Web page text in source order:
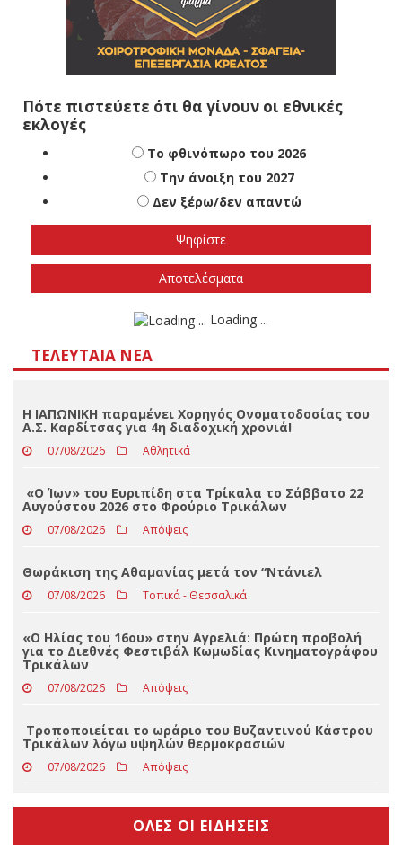
Πότε πιστεύετε ότι θα γίνουν οι εθνικές
εκλογές
Το φθινόπωρο του 2026
Την άνοιξη του 2027
Δεν ξέρω/δεν απαντώ
ΤΕΛΕΥΤΑΊΑ ΝΈΑ
Η ΙΑΠΩΝΙΚΗ παραμένει Χορηγός Ονοματοδοσίας του
Α.Σ. Καρδίτσας για 4η διαδοχική χρονιά!
07/08/2026 Αθλητικά
«Ο Ίων» του Ευριπίδη στα Τρίκαλα το Σάββατο 22
Αυγούστου 2026 στο Φρούριο Τρικάλων
Θωράκιση της Αθαμανίας μετά τον “Ντάνιελ
για το Διεθνές Φεστιβάλ Κωμωδίας Κινηματογράφου
Τρικάλων
07/08/2026 Απόψεις
Τροποποιείται το ωράριο του Βυζαντινού Κάστρου
Τρικάλων λόγω υψηλών θερμοκρασιών
07/08/2026 Απόψεις